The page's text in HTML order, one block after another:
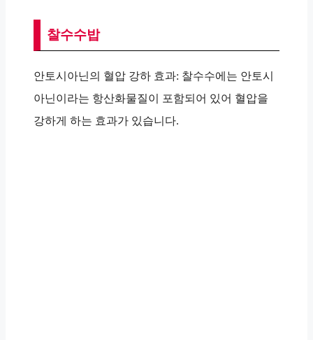
찰수수밥
안토시아닌의 혈압 강하 효과: 찰수수에는 안토시
아닌이라는 항산화물질이 포함되어 있어 혈압을
강하게 하는 효과가 있습니다.